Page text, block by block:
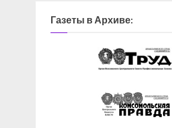
Газеты в Архиве: